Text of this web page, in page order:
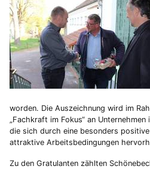
worden. Die Auszeichnung wird im
„Fachkraft im Fokus“ an
die sich durch eine besonders
attraktive Arbeitsbedingungen
Zu den Gratulanten zählten